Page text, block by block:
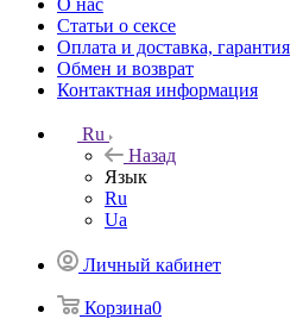
О нас
Статьи о сексе
Оплата и доставка, гарантия
Обмен и возврат
Контактная информация
Ru
Назад
Язык
Ru
Ua
Личный кабинет
Корзина0